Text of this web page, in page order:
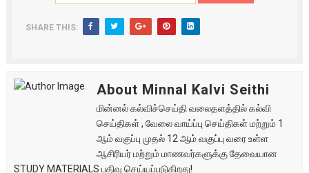
SHARE THIS:
About Minnal Kalvi Seithi
மின்னல் கல்விச்செய்தி வலைதளத்தில் கல்வி
செய்திகள் , வேலை வாய்ப்பு செய்திகள் மற்றும் 1
ஆம் வகுப்பு முதல் 12 ஆம் வகுப்பு வரை உள்ள
ஆசிரியர் மற்றும் மாணவர்களுக்கு தேவையான
STUDY MATERIALS பதிவு செய்யப்படுகிறது!